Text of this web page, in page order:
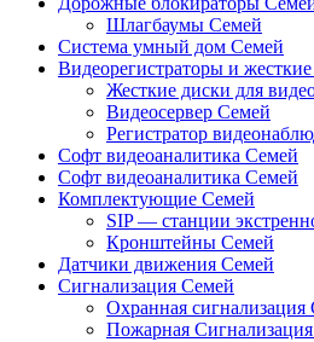
Шлагбаумы Семей
Система умный дом Семей
Видеорегистраторы и
Жесткие диски для
Видеосервер Семей
Регистратор
Софт видеоаналитика Семей
Софт видеоаналитика Семей
Комплектующие Семей
SIP — станции
Кронштейны Семей
Датчики движения Семей
Сигнализация Семей
Охранная сигнализация
Пожарная